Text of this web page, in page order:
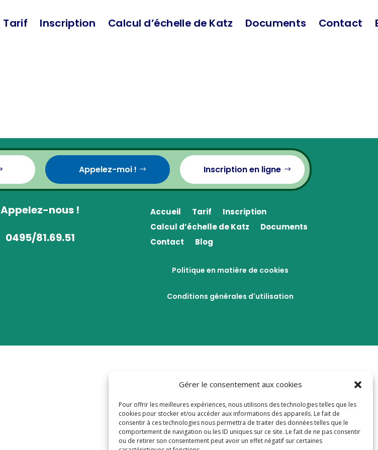
Gérer le consentement aux cookies
Pour offrir les meilleures expériences, nous utilisons des technologies telles que les
cookies pour stocker et/ou accéder aux informations des appareils. Le fait de
consentir à ces technologies nous permettra de traiter des données telles que le
comportement de navigation ou les ID uniques sur ce site. Le fait de ne pas consentir
ou de retirer son consentement peut avoir un effet négatif sur certaines
Tarif Inscription Calcul d’échelle de Katz Documents Contact
Appelez-moi ! Inscription en ligne
Appelez-nous !
0495/81.69.51
Accueil Tarif
Inscription
Calcul d’échelle de Katz
Documents
Contact
Blog
Politique en matière de cookies
Conditions générales d'utilisation